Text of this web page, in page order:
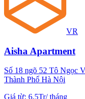
VR
Aisha Apartment
Số 18 ngõ 52 Tô Ngọc
Thành Phố Hà Nội
Giá từ: 6.5Tr/tháng